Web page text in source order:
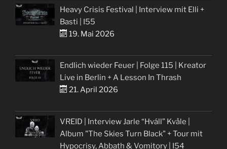
Heavy Crisis Festival | Interview mit Elli +
Basti | I55
19. Mai 2026
Endlich wieder Feuer | Folge 115 | Kreator
Live in Berlin + A Lesson In Thrash
21. April 2026
VREID | Interview Jarle “Hváll” Kvåle |
Album "The Skies Turn Black" + Tour mit
Hypocrisy, Abbath & Vomitory | I54